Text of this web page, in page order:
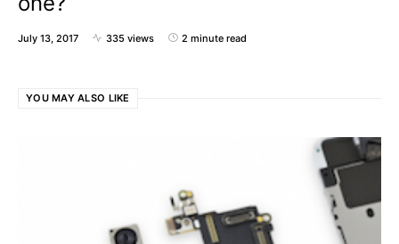
July 13, 2017 335 views 2 minute read
YOU MAY ALSO LIKE